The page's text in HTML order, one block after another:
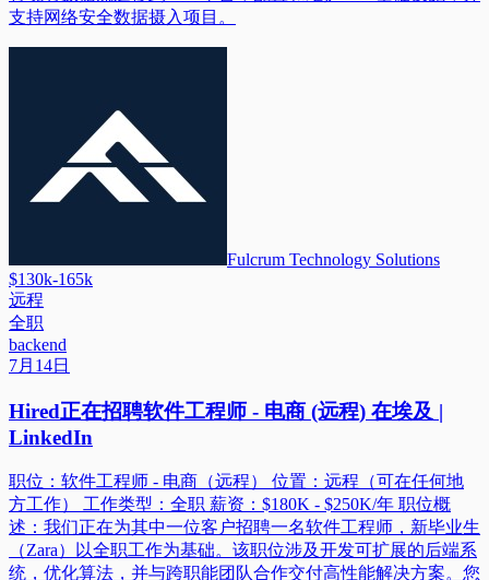
支持网络安全数据摄入项目。
Fulcrum Technology Solutions
$130k-165k
远程
全职
backend
7月14日
Hired正在招聘软件工程师 - 电商 (远程) 在埃及 |
LinkedIn
职位：软件工程师 - 电商（远程） 位置：远程（可在任何地
方工作） 工作类型：全职 薪资：$180K - $250K/年 职位概
述：我们正在为其中一位客户招聘一名软件工程师，新毕业生
（Zara）以全职工作为基础。该职位涉及开发可扩展的后端系
统，优化算法，并与跨职能团队合作交付高性能解决方案。您